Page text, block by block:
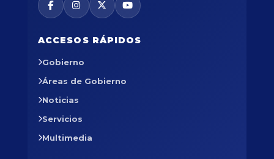
ACCESOS RÁPIDOS
Gobierno
Áreas de Gobierno
Noticias
Servicios
Multimedia